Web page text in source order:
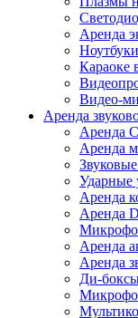
Аренда
Караоке
Видео-
Аренда
Аренда
Аренда
Ударные
Аренда
Аренда
Аренда
Аренда
Ди-